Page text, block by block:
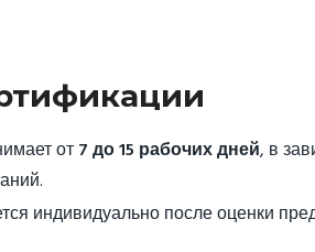
от7 до 15 рабочих дней, в
индивидуально после оценки